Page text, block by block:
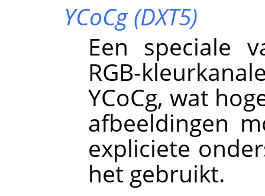
YCoCg (DXT5)
Een speciale
RGB-
YCoCg, wat
afbeeldingen
expliciete
het gebruikt.